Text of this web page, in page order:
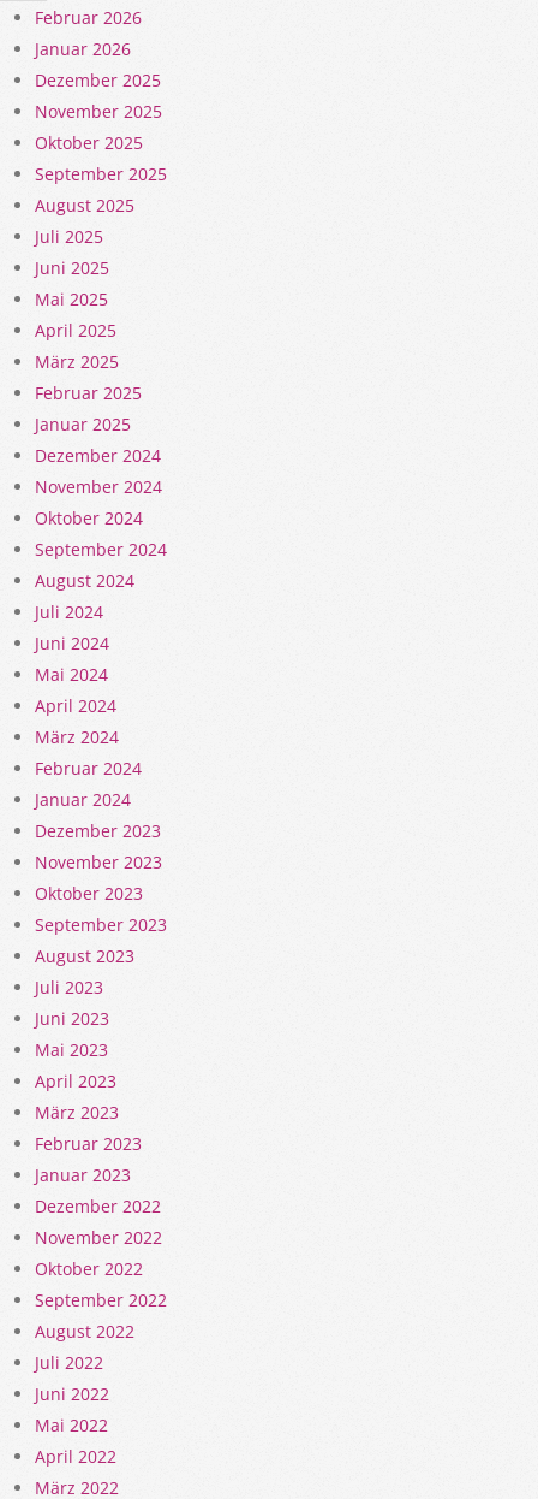
Februar 2026
Januar 2026
Dezember 2025
November 2025
Oktober 2025
September 2025
August 2025
Juli 2025
Juni 2025
Mai 2025
April 2025
März 2025
Februar 2025
Januar 2025
Dezember 2024
November 2024
Oktober 2024
September 2024
August 2024
Juli 2024
Juni 2024
Mai 2024
April 2024
März 2024
Februar 2024
Januar 2024
Dezember 2023
November 2023
Oktober 2023
September 2023
August 2023
Juli 2023
Juni 2023
Mai 2023
April 2023
März 2023
Februar 2023
Januar 2023
Dezember 2022
November 2022
Oktober 2022
September 2022
August 2022
Juli 2022
Juni 2022
Mai 2022
April 2022
März 2022